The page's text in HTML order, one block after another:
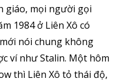
giáo, mọi người gọi
1984 ở Liên Xô có
nói chung không
ví như Stalin. Một hôm
thì Liên Xô tỏ thái độ,